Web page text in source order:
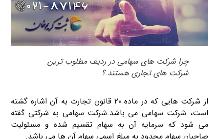
چرا شرکت های سهامی در ردیف مطلوب ترین
شرکت های تجاری هستند ؟
از شرکت هایی که در ماده ۲۰ قانون تجارت به آن اشاره گشته
است، شرکت سهامی می باشد.شرکت سهامی به شرکتی گفته
می شود که سرمایه آن به سهام تقسیم شده و مسئولیت
صاحبان سهام محدود به مبلغ اسمی سهام آن ها می باشد.